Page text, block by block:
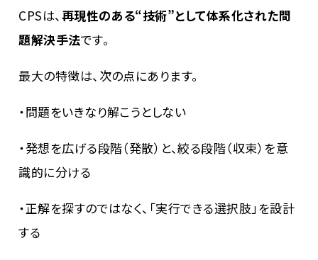
CPSは、再現性のある“技術”として体系化された問
題解決手法です。
最大の特徴は、次の点にあります。
・問題をいきなり解こうとしない
・発想を広げる段階（発散）と、絞る段階（収束）を意
識的に分ける
・正解を探すのではなく、「実行できる選択肢」を設計
する